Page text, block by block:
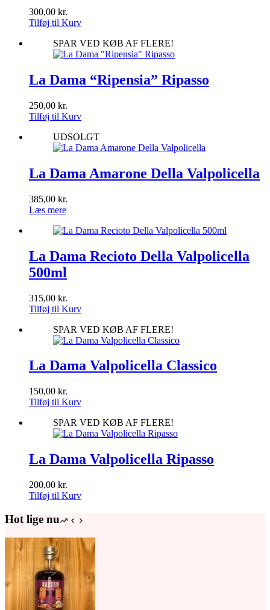
300,00 kr.
Tilføj til Kurv
SPAR VED KØB AF FLERE!
La Dama “Ripensia” Ripasso
250,00 kr.
Tilføj til Kurv
UDSOLGT
La Dama Amarone Della Valpolicella
385,00 kr.
Læs mere
La Dama Recioto Della Valpolicella
500ml
315,00 kr.
Tilføj til Kurv
SPAR VED KØB AF FLERE!
La Dama Valpolicella Classico
150,00 kr.
Tilføj til Kurv
SPAR VED KØB AF FLERE!
La Dama Valpolicella Ripasso
200,00 kr.
Tilføj til Kurv
Hot lige nu